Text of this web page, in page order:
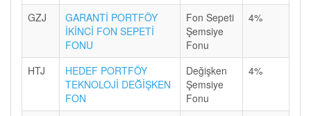
GZJ
GARANTİ PORTFÖY
İKİNCİ FON SEPETİ
FONU
Fon Sepeti
Şemsiye
Fonu
4%
HTJ
HEDEF PORTFÖY
TEKNOLOJİ DEĞİŞKEN
FON
Değişken
Şemsiye
Fonu
4%